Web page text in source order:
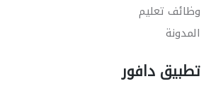
وظائف تعليم
المدونة
تطبيق دافور